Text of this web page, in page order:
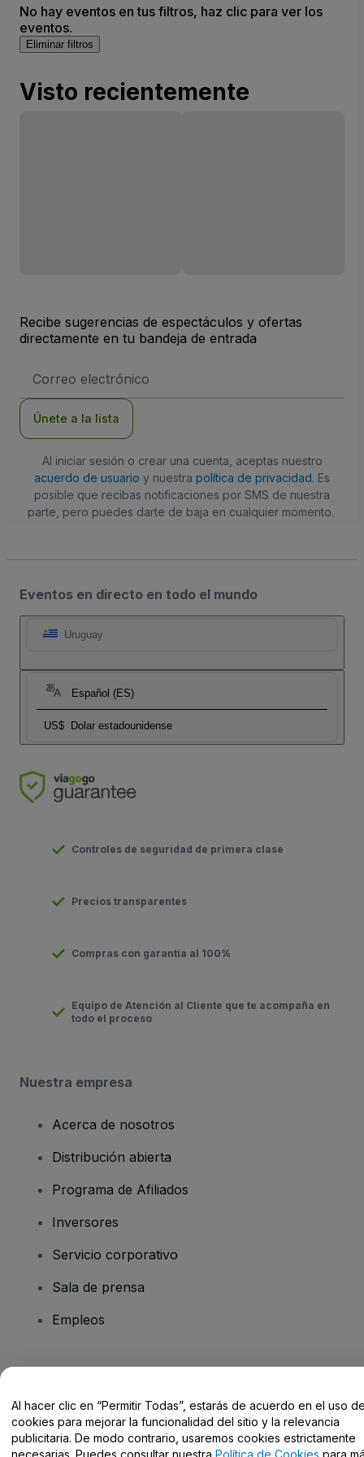
No hay eventos en tus filtros, haz clic para ver los
eventos.
Eliminar filtros
Visto recientemente
Recibe sugerencias de espectáculos y ofertas
directamente en tu bandeja de entrada
de
Únete a la lista
Al iniciar sesión o crear una cuenta, aceptas nuestro
acuerdo de usuario y nuestra política de privacidad. Es
posible que recibas notificaciones por SMS de nuestra
parte, pero puedes darte de baja en cualquier momento.
Eventos en directo en todo el mundo
Uruguay
Español (ES)
US$ Dolar estadounidense
Controles de seguridad de primera clase
Precios transparentes
Compras con garantía al 100%
Equipo de Atención al Cliente que te acompaña en
todo el proceso
Nuestra empresa
Acerca de nosotros
Distribución abierta
Programa de Afiliados
Inversores
Servicio corporativo
Sala de prensa
Empleos
Centro de Ayuda / Contacto
Al hacer clic en “Permitir Todas”, estarás de acuerdo en el uso
cookies para mejorar la funcionalidad del sitio y la relevancia
publicitaria. De modo contrario, usaremos cookies estrictamente
necesarias. Puedes consultar nuestra Política de Cookies para